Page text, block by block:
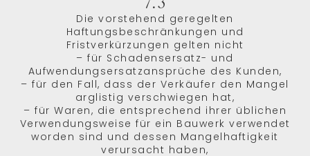
Die vorstehend geregelten
Haftungsbeschränkungen und
Fristverkürzungen gelten nicht
– für Schadensersatz- und
Aufwendungsersatzansprüche des Kunden,
– für den Fall, dass der Verkäufer den Mangel
arglistig verschwiegen hat,
– für Waren, die entsprechend ihrer üblichen
Verwendungsweise für ein Bauwerk verwendet
worden sind und dessen Mangelhaftigkeit
verursacht haben,